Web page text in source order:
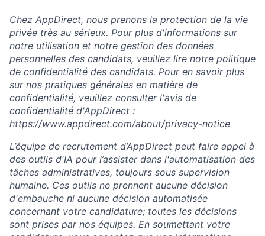
Chez AppDirect, nous prenons la protection de la vie
privée très au sérieux. Pour plus d'informations sur
notre utilisation et notre gestion des données
personnelles des candidats, veuillez lire notre politique
de confidentialité des candidats. Pour en savoir plus
sur nos pratiques générales en matière de
confidentialité, veuillez consulter l'avis de
confidentialité d'AppDirect :
https://www.appdirect.com/about/privacy-notice
L’équipe de recrutement d’AppDirect peut faire appel à
des outils d'IA pour l’assister dans l'automatisation des
tâches administratives, toujours sous supervision
humaine. Ces outils ne prennent aucune décision
d'embauche ni aucune décision automatisée
concernant votre candidature; toutes les décisions
sont prises par nos équipes. En soumettant votre